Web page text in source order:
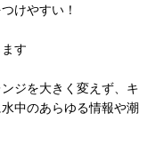
けやすい！
す
ジを大きく変えず、キ
中のあらゆる情報や潮